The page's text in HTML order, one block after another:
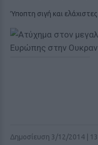
Ύποπτη σιγή και
Δημοσίευση 3/12/2014 |